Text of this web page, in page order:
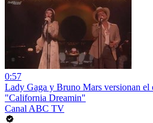
0:57
Lady Gaga y Bruno Mars versionan el
"California Dreamin"
Canal ABC TV